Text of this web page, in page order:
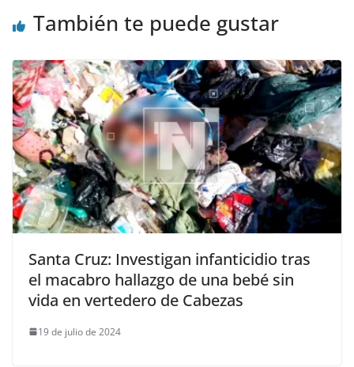
También te puede gustar
Santa Cruz: Investigan infanticidio tras
el macabro hallazgo de una bebé sin
vida en vertedero de Cabezas
19 de julio de 2024